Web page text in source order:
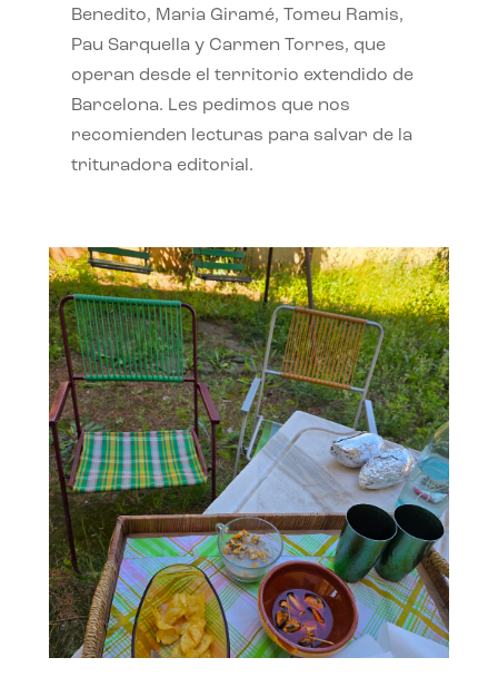
Benedito, Maria Giramé, Tomeu Ramis,
Pau Sarquella y Carmen Torres, que
operan desde el territorio extendido de
Barcelona. Les pedimos que nos
recomienden lecturas para salvar de la
trituradora editorial.